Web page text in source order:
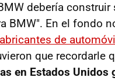
debería
BMW". En el fondo
de
que recordarle
en Estados